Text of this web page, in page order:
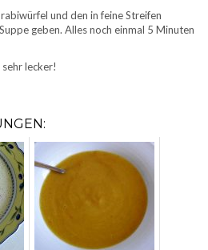
und den in feine Streifen
geben. Alles noch einmal 5 Minuten
lecker!